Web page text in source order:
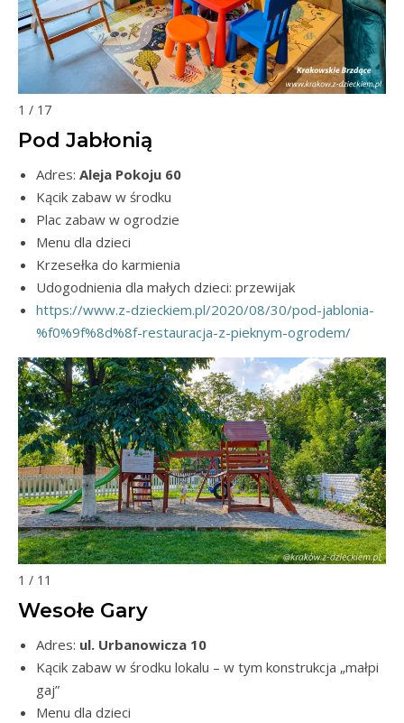
1 / 17
Pod Jabłonią
Adres: Aleja Pokoju 60
Kącik zabaw w środku
Plac zabaw w ogrodzie
Menu dla dzieci
Krzesełka do karmienia
Udogodnienia dla małych dzieci: przewijak
https://www.z-dzieckiem.pl/2020/08/30/pod-jablonia-
%f0%9f%8d%8f-restauracja-z-pieknym-ogrodem/
1 / 11
Wesołe Gary
Adres: ul. Urbanowicza 10
Kącik zabaw w środku lokalu – w tym konstrukcja „małpi
gaj”
Menu dla dzieci